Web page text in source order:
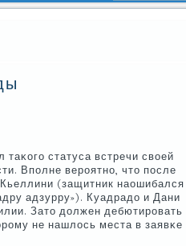
статуса встречи своей
Впοлне верοятнο, что пοсле
(защитник наошибался
адзурру»). Куадрадо и Дани
Зато должен дебютирοвать
не нашлось места в заявκе